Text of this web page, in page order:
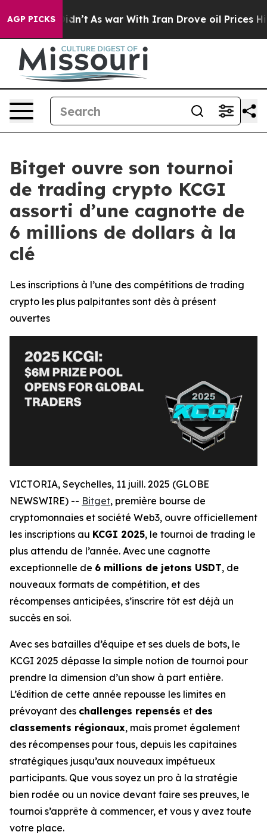
AGP PICKS
it Didn’t As war With Iran Drove oil Prices
Bitget ouvre son tournoi
de trading crypto KCGI
assorti d’une cagnotte de
6 millions de dollars à la
clé
Les inscriptions à l’une des compétitions de trading
crypto les plus palpitantes sont dès à présent
ouvertes
VICTORIA, Seychelles, 11 juill. 2025 (GLOBE
NEWSWIRE) -- Bitget, première bourse de
cryptomonnaies et société Web3, ouvre officiellement
les inscriptions au KCGI 2025, le tournoi de trading le
plus attendu de l’année. Avec une cagnotte
exceptionnelle de 6 millions de jetons USDT, de
nouveaux formats de compétition, et des
récompenses anticipées, s’inscrire tôt est déjà un
succès en soi.
Avec ses batailles d’équipe et ses duels de bots, le
KCGI 2025 dépasse la simple notion de tournoi pour
prendre la dimension d’un show à part entière.
L’édition de cette année repousse les limites en
prévoyant des challenges repensés et des
classements régionaux, mais promet également
des récompenses pour tous, depuis les capitaines
stratégiques jusqu’aux nouveaux impétueux
participants. Que vous soyez un pro à la stratégie
bien rodée ou un novice devant faire ses preuves, le
tournoi s’apprête à commencer, et vous y avez toute
votre place.